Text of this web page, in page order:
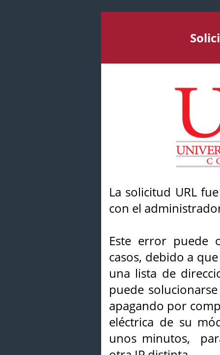
La solicitud URL
con el
Este error puede
casos, debido a
una lista de
puede
apagando por
eléctrica de su
unos minutos,